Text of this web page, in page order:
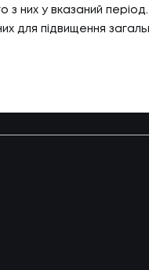
з них у вказаний період.
для підвищення